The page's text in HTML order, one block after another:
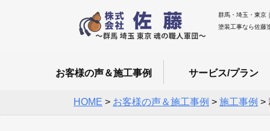
群馬・埼玉・東京
塗装工事なら佐藤
お客様の声＆施工事例 サービス/プラン
HOME > お客様の声＆施工事例 > 施工事例 >